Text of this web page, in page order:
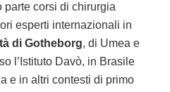
parte corsi di chirurgia
esperti internazionali in
di Gotheborg, di Umea e
l’Istituto Davò, in Brasile
e in altri contesti di primo